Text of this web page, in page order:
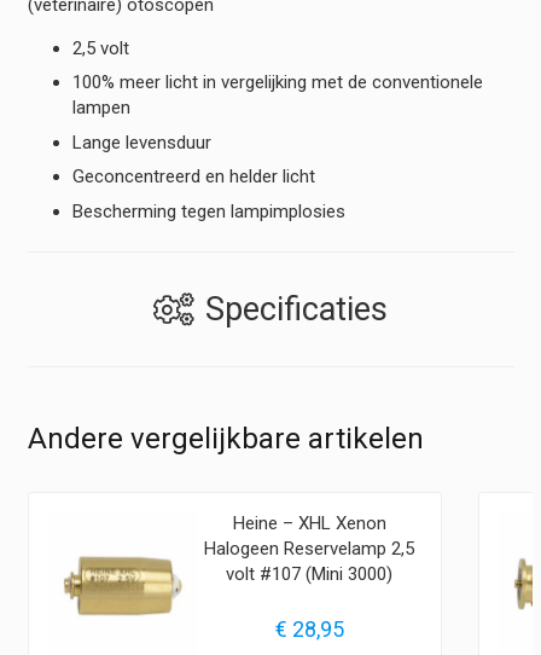
(veterinaire) otoscopen
2,5 volt
100% meer licht in vergelijking met de conventionele
lampen
Lange levensduur
Geconcentreerd en helder licht
Bescherming tegen lampimplosies
Specificaties
Andere vergelijkbare artikelen
Heine – XHL Xenon
Halogeen Reservelamp 2,5
volt #107 (Mini 3000)
€ 28,95